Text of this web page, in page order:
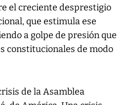
el creciente desprestigio
que estimula ese
a golpe de presión que
constitucionales de modo
de la Asamblea